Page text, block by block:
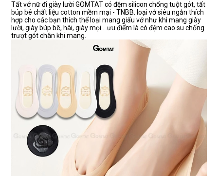
Tất vớ nữ đi giày lười GOMTAT có đệm silicon chống tuột gót, tất
búp bê chất liệu cotton mềm mại - TNBB: loại vớ siêu ngắn thích
hợp cho các bạn thích thể loại mang giấu vớ như khi mang giày
lười, giày búp bê, hài, giày mọi....ưu điểm là có đệm cao su chống
trượt gót chân khi mang.